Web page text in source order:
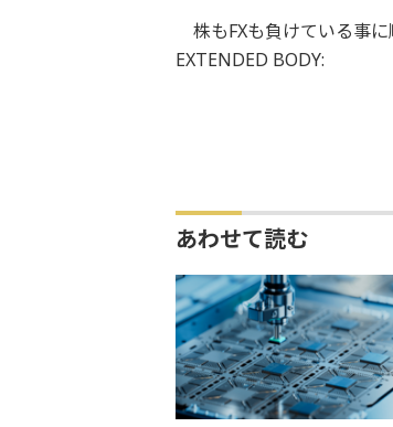
株もFXも負けている事
EXTENDED BODY:
あわせて読む